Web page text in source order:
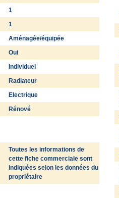
1
1
Aménagée/équipée
Oui
Individuel
Radiateur
Electrique
Rénové
Toutes les informations de
cette fiche commerciale sont
indiquées selon les données du
propriétaire